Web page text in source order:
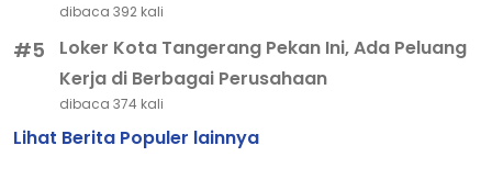
dibaca 392 kali
#5
Loker Kota Tangerang Pekan Ini, Ada Peluang
Kerja di Berbagai Perusahaan
dibaca 374 kali
Lihat Berita Populer lainnya